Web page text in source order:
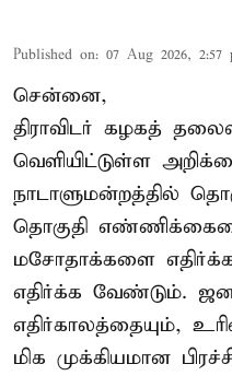
Published on: 07 Aug 2026, 2:57
சென்னை,
திராவிடர் கழகத்
வெளியிட்டுள்ள
நாடாளுமன்றத்தில்
தொகுதி
மசோதாக்களை
எதிர்க்க வேண்டும்.
எதிர்காலத்தையும்,
மிக முக்கியமான